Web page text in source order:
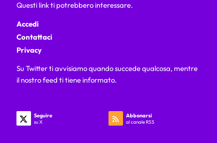
Questi link ti potrebbero interessare.
Accedi
Contattaci
Privacy
Su Twitter ti avvisiamo quando succede qualcosa, mentre
il nostro feed ti tiene informato.
Seguire
su X
Abbonarsi
al canale RSS